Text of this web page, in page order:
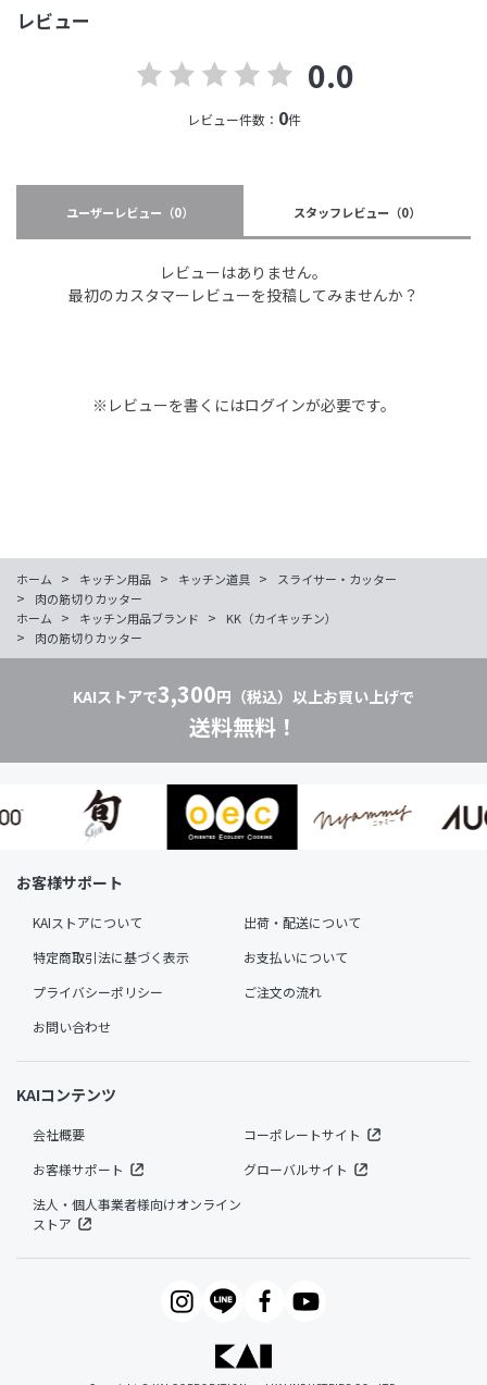
レビュー
0.0
レビュー件数： 0件
ユーザーレビュー （0） スタッフレビュー （0）
レビューはありません。
最初のカスタマーレビューを投稿してみませんか？
※レビューを書くにはログインが必要です。
ホーム > キッチン用品 > キッチン道具 > スライサー・カッター
>
肉の筋切りカッター
ホーム
> キッチン用品ブランド > KK（カイキッチン）
> 肉の筋切りカッター
KAIストアで3,300円（税込）以上お買い上げで
送料無料！
お客様サポート
KAIストアについて
出荷・配送について
特定商取引法に基づく表示
お支払いについて
プライバシーポリシー
ご注文の流れ
お問い合わせ
KAIコンテンツ
会社概要
コーポレートサイト
お客様サポート
グローバルサイト
法人・個人事業者様向けオンライン
ストア